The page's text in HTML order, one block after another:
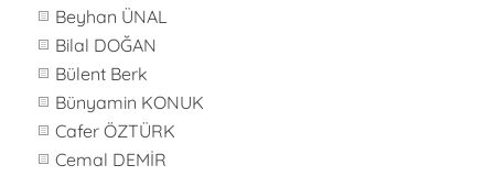
Beyhan ÜNAL
Bilal DOĞAN
Bülent Berk
Bünyamin KONUK
Cafer ÖZTÜRK
Cemal DEMİR